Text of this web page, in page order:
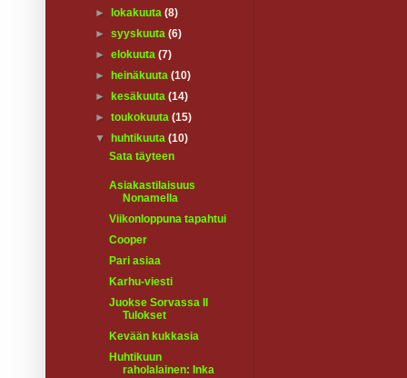
►
lokakuuta(8)
►syyskuuta(6)
►elokuuta(7)
►
heinäkuuta(10)
►
kesäkuuta(14)
►toukokuuta(15)
▼
huhtikuuta(10)
Sata täyteen
Asiakastilaisuus
Nonamella
Viikonloppuna tapahtui
Cooper
Pari asiaa
Karhu-viesti
Juokse Sorvassa II
Tulokset
Kevään kukkasia
Huhtikuun
raholalainen: Inka